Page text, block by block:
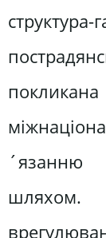
´язанню
шляхом.